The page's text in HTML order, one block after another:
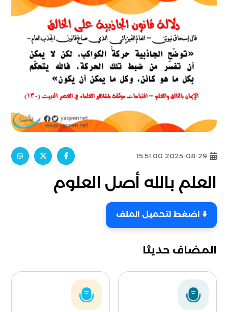
2025-08-29 15:51:00
العلم بالله أصل العلوم
⬇️ اضغط لتحميل الملف
المضاف حديثا